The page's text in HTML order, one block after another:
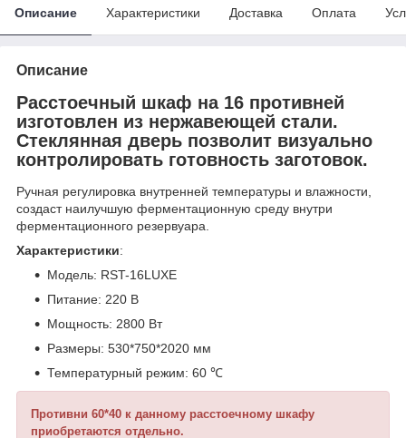
Описание Характеристики Доставка Оплата
Описание
Расстоечный шкаф на 16 противней
изготовлен из нержавеющей стали.
Стеклянная дверь позволит визуально
контролировать готовность заготовок.
Ручная регулировка внутренней температуры и влажности,
создаст наилучшую ферментационную среду внутри
ферментационного резервуара.
Характеристики:
Модель: RST-16LUXE
Питание: 220 В
Мощность: 2800 Вт
Размеры: 530*750*2020 мм
Температурный режим: 60 ℃
Противни 60*40 к данному расстоечному шкафу
приобретаются отдельно.